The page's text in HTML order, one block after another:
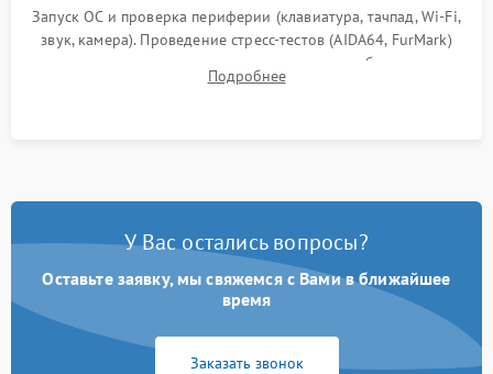
Запуск ОС и проверка периферии (клавиатура, тачпад, Wi-Fi,
звук, камера). Проведение стресс-тестов (AIDA64, FurMark)
для контроля температурного режима и стабильности
системы под пиковой нагрузкой.
Подробнее
У Вас остались вопросы?
Оставьте заявку, мы свяжемся с Вами в ближайшее
время
Заказать звонок